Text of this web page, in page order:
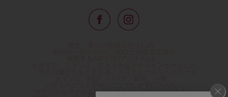
オリジナルアイテムなどを幅広くご用意しています。